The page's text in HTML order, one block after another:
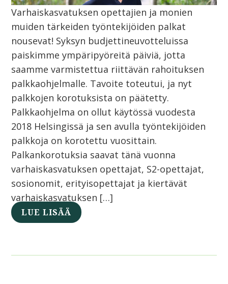
Varhaiskasvatuksen opettajien ja monien
muiden tärkeiden työntekijöiden palkat
nousevat! Syksyn budjettineuvotteluissa
paiskimme ympäripyöreitä päiviä, jotta
saamme varmistettua riittävän rahoituksen
palkkaohjelmalle. Tavoite toteutui, ja nyt
palkkojen korotuksista on päätetty.
Palkkaohjelma on ollut käytössä vuodesta
2018 Helsingissä ja sen avulla työntekijöiden
palkkoja on korotettu vuosittain.
Palkankorotuksia saavat tänä vuonna
varhaiskasvatuksen opettajat, S2-opettajat,
sosionomit, erityisopettajat ja kiertävät
varhaiskasvatuksen […]
LUE LISÄÄ